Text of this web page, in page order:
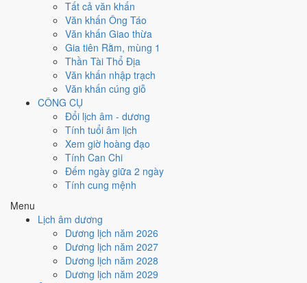
Tất cả văn khấn
Văn khấn Ông Táo
Văn khấn Giao thừa
Gia tiên Rằm, mùng 1
Thần Tài Thổ Địa
Văn khấn nhập trạch
Văn khấn cúng giỗ
CÔNG CỤ
Đổi lịch âm - dương
Tính tuổi âm lịch
Xem giờ hoàng đạo
Tính Can Chi
Đếm ngày giữa 2 ngày
Tính cung mệnh
Menu
Lịch âm dương
Dương lịch năm 2026
Dương lịch năm 2027
Dương lịch năm 2028
Dương lịch năm 2029
Cưới hỏi - đính hôn
Trung bình
Cưới hỏi - đính hôn hôm nay ở
Quỷ và Ngày Hắc Đạogây bất lợi.
Cách tính ngày tốt
Khai trương - mở cửa hàng
4 /10Trung bình
Khai trương - mở cửa hàng hôm nay ở
Sao Quỷ và Ngày Hắc Đạo
Cách tính ngày tốt
Ký hợp đồng - giao ước
Xấu
Ký hợp đồng - giao ước hôm nay ở
Nguy, Sao Quỷ và Ngày Hắc Đạo
Cách tính ngày tốt
Động thổ - khởi công
Xấu
Động thổ - khởi công hôm nay ở